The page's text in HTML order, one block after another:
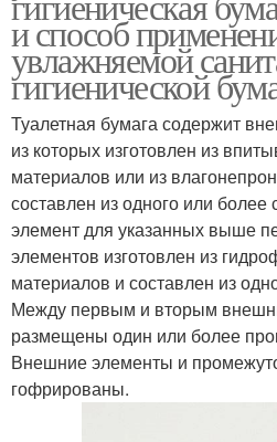
и способ
увлажняемой
гигиенической
Туалетная бумага содержит
из которых изготовлен из
материалов или из
составлен из одного или
элемент для указанных выше
элементов изготовлен из
материалов и составлен из
Между первым и вторым
размещены один или более
Внешние элементы и
гофрированы.